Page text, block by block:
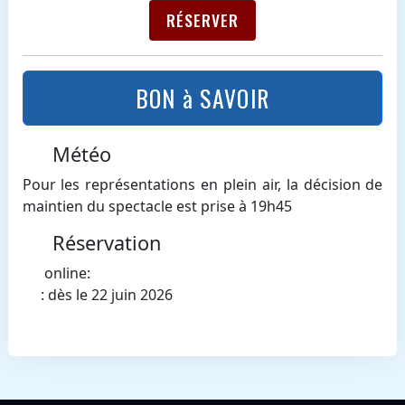
RÉSERVER
BON à SAVOIR
Météo
Pour les représentations en plein air, la décision de
maintien du spectacle est prise à 19h45
Réservation
online:
: dès le 22 juin 2026